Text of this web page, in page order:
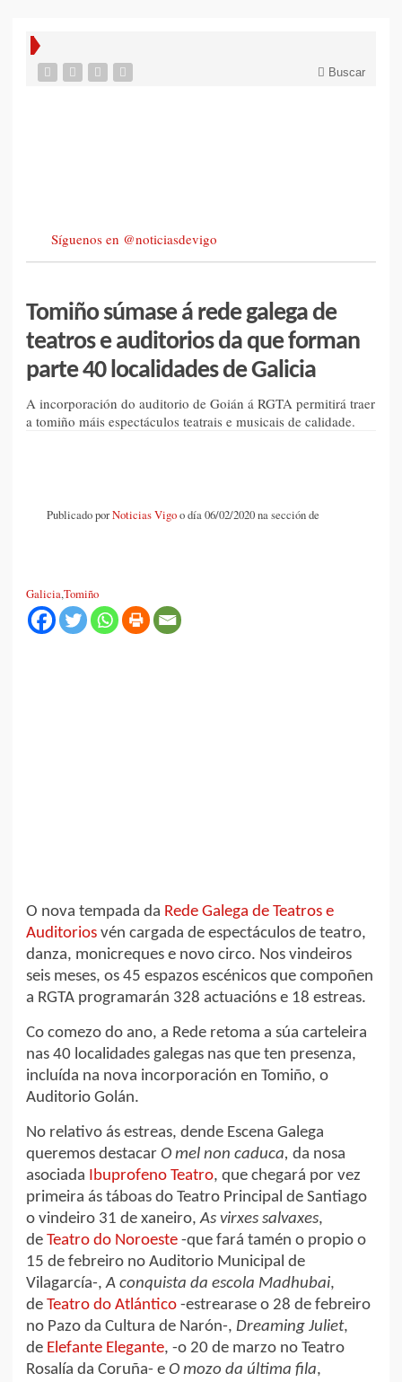
Buscar
Síguenos en @noticiasdevigo
Tomiño súmase á rede galega de
teatros e auditorios da que forman
parte 40 localidades de Galicia
A incorporación do auditorio de Goián á RGTA permitirá traer
a tomiño máis espectáculos teatrais e musicais de calidade.
Publicado porNoticias Vigoo día 06/02/2020 na sección de
Galicia,Tomiño
O nova tempada da Rede Galega de Teatros e
Auditorios vén cargada de espectáculos de teatro,
danza, monicreques e novo circo. Nos vindeiros
seis meses, os 45 espazos escénicos que compoñen
a RGTA programarán 328 actuacións e 18 estreas.
Co comezo do ano, a Rede retoma a súa carteleira
nas 40 localidades galegas nas que ten presenza,
incluída na nova incorporación en Tomiño, o
Auditorio Golán.
No relativo ás estreas, dende Escena Galega
queremos destacar O mel non caduca, da nosa
asociada Ibuprofeno Teatro, que chegará por vez
primeira ás táboas do Teatro Principal de Santiago
o vindeiro 31 de xaneiro,As virxes salvaxes,
de Teatro do Noroeste -que fará tamén o propio o
15 de febreiro no Auditorio Municipal de
Vilagarcía-,A conquista da escola Madhubai,
de Teatro do Atlántico -estrearase o 28 de febreiro
no Pazo da Cultura de Narón-, Dreaming Juliet,
de Elefante Elegante, -o 20 de marzo no Teatro
Rosalía da Coruña- e O mozo da última fila,